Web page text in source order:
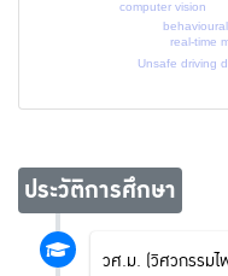
computer vision
real-time
Unsafe driving
ประวัติการศึกษา
วศ.ม. (วิศวกรรม